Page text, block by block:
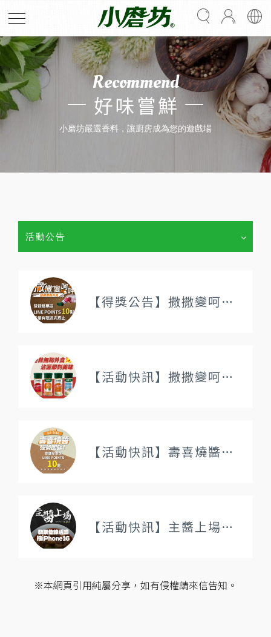
Recommend
好味嘗鮮
小磨坊嚴選香料，讓廚房成為您的遊戲場
活動公告
【得獎公告】撒撒變呵呷！拯救無聊外食 發票登錄活動辦法
【活動快訊】撒撒變呵呷！拯救無聊外食 發票登錄活動辦法
【活動快訊】壽喜燒醬強勢回歸！登錄發票送LINE POINTS
【活動快訊】主醬上場，登錄發票抽iPhone16 得獎清單更新
※本網頁引用純屬分享，如有侵權請來信告知。